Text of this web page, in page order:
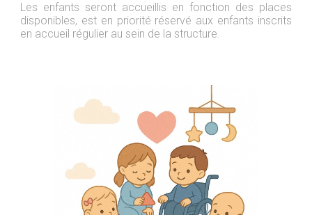
Les enfants seront accueillis en fonction des places
disponibles, est en priorité réservé aux enfants inscrits
en accueil régulier au sein de la structure.